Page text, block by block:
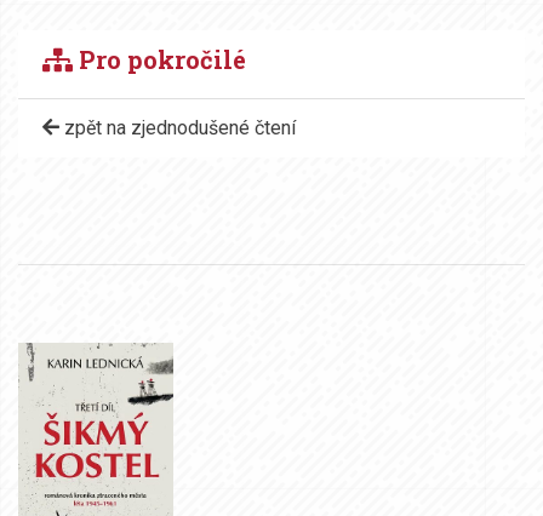
Pro pokročilé
zpět na zjednodušené čtení